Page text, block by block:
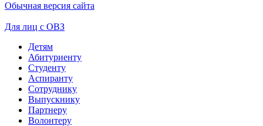
Обычная версия сайта
Для лиц с ОВЗ
Детям
Абитуриенту
Студенту
Аспиранту
Сотруднику
Выпускнику
Партнеру
Волонтеру